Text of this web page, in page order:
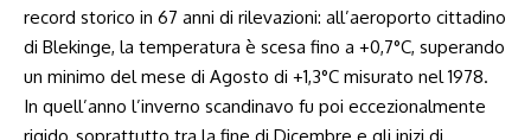
record storico in 67 anni di rilevazioni: all’aeroporto cittadino
di Blekinge, la temperatura è scesa fino a +0,7°C, superando
un minimo del mese di Agosto di +1,3°C misurato nel 1978.
In quell’anno l’inverno scandinavo fu poi eccezionalmente